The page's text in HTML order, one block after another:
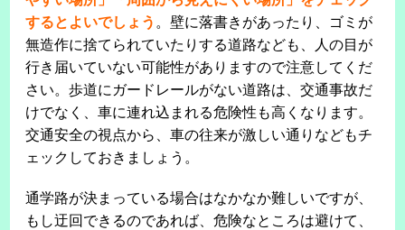
するとよいでしょう 。壁に落書きがあったり、ゴミが
無造作に捨てられていたりする道路なども、人の目が
行き届いていない可能性がありますので注意してくだ
さい。歩道にガードレールがない道路は、交通事故だ
けでなく、車に連れ込まれる危険性も高くなります。
交通安全の視点から、車の往来が激しい通りなどもチ
ェックしておきましょう。
通学路が決まっている場合はなかなか難しいですが、
もし迂回できるのであれば、危険なところは避けて、